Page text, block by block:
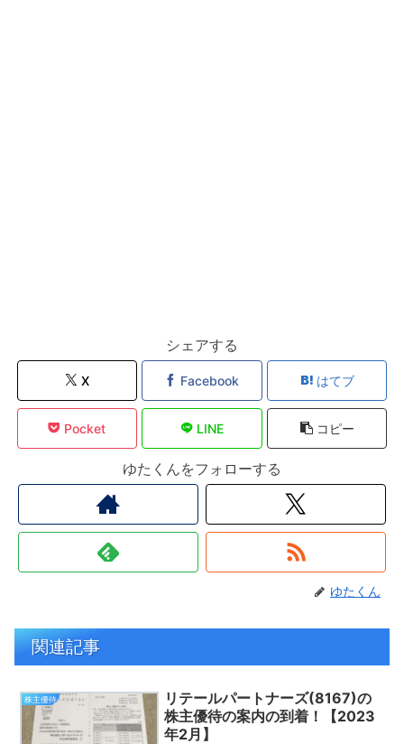
シェアする
X Facebook はてブ
Pocket LINE コピー
ゆたくんをフォローする
ゆたくん
関連記事
株主優待
リテールパートナーズ(8167)の
株主優待の案内の到着！【2023
年2月】